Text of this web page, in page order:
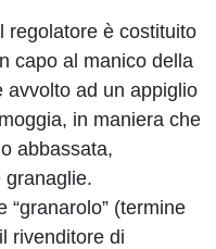
regolatore è costituito
capo al manico della
avvolto ad un appiglio
in maniera che
abbassata,
granaglie.
“granarolo” (termine
rivenditore di